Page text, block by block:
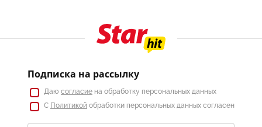
Подписка на рассылку
Даю согласие на обработку персональных данных
С Политикой обработки персональных данных согласен